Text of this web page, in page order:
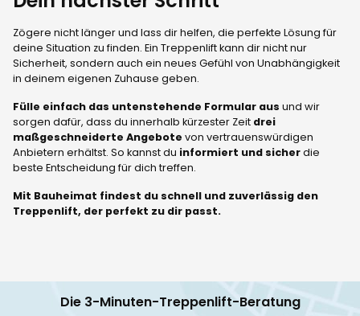
Zögere nicht länger und lass dir helfen, die perfekte Lösung für
deine Situation zu finden. Ein Treppenlift kann dir nicht nur
Sicherheit, sondern auch ein neues Gefühl von Unabhängigkeit
in deinem eigenen Zuhause geben.
Fülle einfach das untenstehende Formular aus und wir
sorgen dafür, dass du innerhalb kürzester Zeit drei
maßgeschneiderte Angebote von vertrauenswürdigen
Anbietern erhältst. So kannst du informiert und sicherdie
beste Entscheidung für dich treffen.
Mit Bauheimat findest du schnell und zuverlässig den
Treppenlift, der perfekt zu dir passt.
Die 3-Minuten-Treppenlift-Beratung